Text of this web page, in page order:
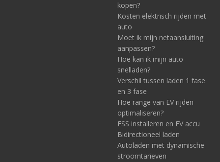
kopen?
Kosten elektrisch rijden met
auto
Moet ik mijn netaansluiting
aanpassen?
Hoe kan ik mijn auto
snelladen?
Verschil tussen laden 1 fase
en 3 fase
Hoe range van EV rijden
optimaliseren?
ESS installeren en EV accu
Bidirectioneel laden
Autoladen met dynamische
stroomtarieven